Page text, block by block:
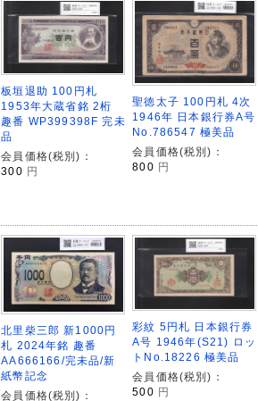
板垣退助 100円札
1953年大蔵省銘 2桁
趣番 WP399398F 完未
品
会員価格(税別)：
300 円
聖徳太子 100円札 4次
1946年 日本銀行券A号
No.786547 極美品
会員価格(税別)：
800 円
北里柴三郎 新1000円
札 2024年銘 趣番
AA666166/完未品/新
紙幣記念
会員価格(税別)：
彩紋 5円札 日本銀行券
A号 1946年(S21) ロッ
トNo.18226 極美品
会員価格(税別)：
500 円